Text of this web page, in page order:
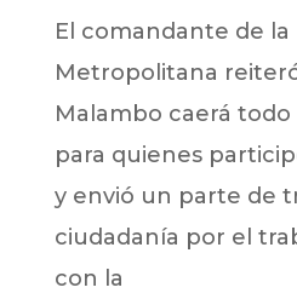
El comandante de la
Metropolitana
Malambo caerá
para quienes
y envió un parte de
ciudadanía por el
con la